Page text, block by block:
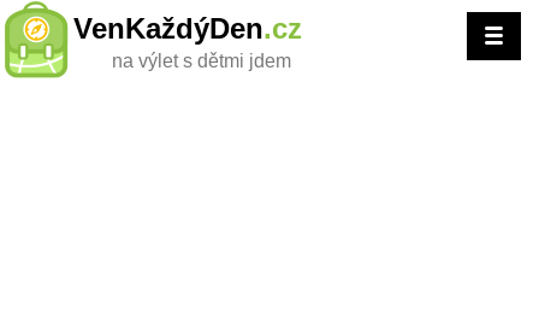
VenKaždýDen.cz
na výlet s dětmi jdem